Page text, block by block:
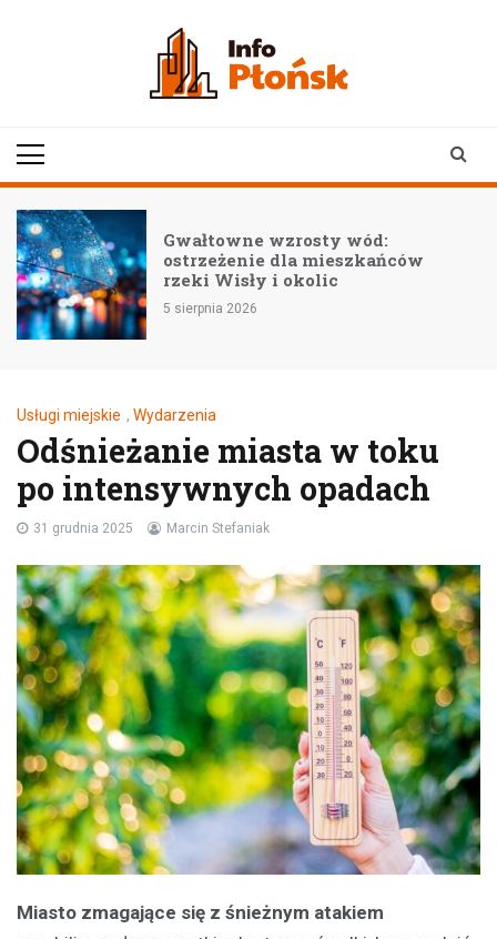
Gwałtowne wzrosty wód:
ostrzeżenie dla mieszkańców
rzeki Wisły i okolic
5 sierpnia 2026
Usługi miejskie , Wydarzenia
Odśnieżanie miasta w toku
po intensywnych opadach
31 grudnia 2025 Marcin Stefaniak
Miasto zmagające się z śnieżnym atakiem